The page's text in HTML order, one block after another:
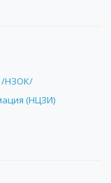
/НЗОК/
(НЦЗИ)